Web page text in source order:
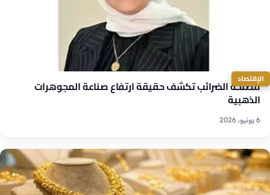
الإقتصاد
مصلحة الضرائب تكشف حقيقة ارتفاع صناعة المجوهرات
الذهبية
6 يونيو، 2026